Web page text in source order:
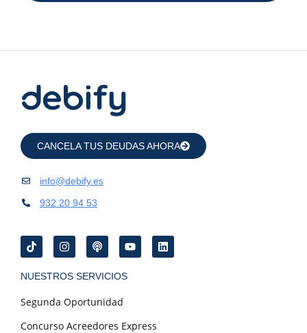
CANCELA TUS DEUDAS AHORA
info@debify.es
932 20 94 53
NUESTROS SERVICIOS
Segunda Oportunidad
Concurso Acreedores Express